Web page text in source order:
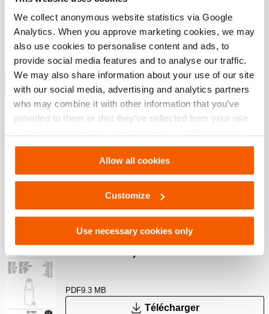
We collect anonymous website statistics via Google
Analytics. When you approve marketing cookies, we may
also use cookies to personalise content and ads, to
provide social media features and to analyse our traffic.
We may also share information about your use of our site
with our social media, advertising and analytics partners
who may combine it with other information that you’ve
provided to them or that they’ve collected from your use
Settings. See ourcookiestatement.
Allow all cookies
Customize
Use necessary cookies only
supérieur et d’un roulement composite extrêmement
solide pour une durée de vie plus longue
La tête XL protège de manière optimale le piston et guide
la charge le plus efficacement possible
Téléchargements
Safety Guide – Hydraulic hoses & couplers
445.7 KB
Télécharger
User Manual Cylinders
PDF9.3 MB
Télécharger